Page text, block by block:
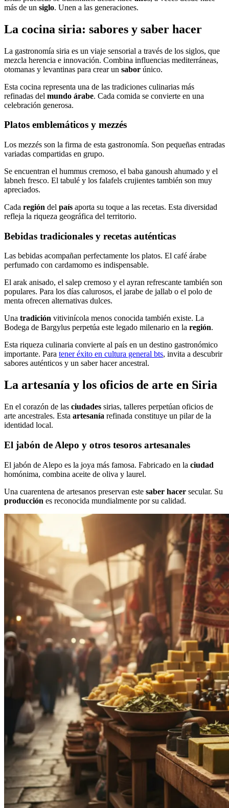
más de un siglo. Unen a las generaciones.
La cocina siria: sabores y saber hacer
La gastronomía siria es un viaje sensorial a través de los siglos, que
mezcla herencia e innovación. Combina influencias mediterráneas,
otomanas y levantinas para crear un sabor único.
Esta cocina representa una de las tradiciones culinarias más
refinadas del mundo árabe. Cada comida se convierte en una
celebración generosa.
Platos emblemáticos y mezzés
Los mezzés son la firma de esta gastronomía. Son pequeñas entradas
variadas compartidas en grupo.
Se encuentran el hummus cremoso, el baba ganoush ahumado y el
labneh fresco. El tabulé y los falafels crujientes también son muy
apreciados.
Cada región del país aporta su toque a las recetas. Esta diversidad
refleja la riqueza geográfica del territorio.
Bebidas tradicionales y recetas auténticas
Las bebidas acompañan perfectamente los platos. El café árabe
perfumado con cardamomo es indispensable.
El arak anisado, el salep cremoso y el ayran refrescante también son
populares. Para los días calurosos, el jarabe de jallab o el polo de
menta ofrecen alternativas dulces.
Una tradición vitivinícola menos conocida también existe. La
Bodega de Bargylus perpetúa este legado milenario en la región.
Esta riqueza culinaria convierte al país en un destino gastronómico
importante. Para tener éxito en cultura general bts, invita a descubrir
sabores auténticos y un saber hacer ancestral.
La artesanía y los oficios de arte en Siria
En el corazón de las ciudades sirias, talleres perpetúan oficios de
arte ancestrales. Esta artesanía refinada constituye un pilar de la
identidad local.
El jabón de Alepo y otros tesoros artesanales
El jabón de Alepo es la joya más famosa. Fabricado en la ciudad
homónima, combina aceite de oliva y laurel.
Una cuarentena de artesanos preservan este saber hacer secular. Su
producción es reconocida mundialmente por su calidad.